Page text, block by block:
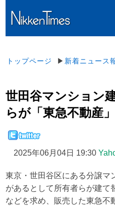
トップページ ▶ 新着ニュース
世田谷マンション
らが「東急不動産
2025年06月04日 19:30
東京・世田谷区にある分譲マ
があるとして所有者らが建て
などを求め、販売した東急不